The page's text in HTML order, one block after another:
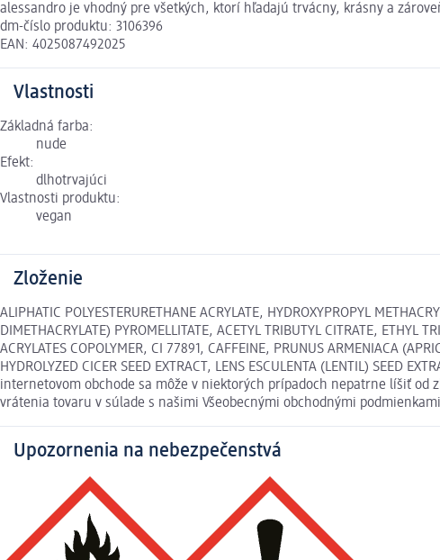
alessandro je vhodný pre všetkých, ktorí hľadajú trvácny, krásny a
dm-číslo produktu: 3106396
EAN: 4025087492025
Vlastnosti
Základná farba:
nude
Efekt:
dlhotrvajúci
Vlastnosti produktu:
vegan
Zloženie
ALIPHATIC POLYESTERURETHANE ACRYLATE, HYDROXYPROPYL
DIMETHACRYLATE) PYROMELLITATE, ACETYL TRIBUTYL CITRATE, ETHYL
ACRYLATES COPOLYMER, CI 77891, CAFFEINE, PRUNUS ARMENIACA
HYDROLYZED CICER SEED EXTRACT, LENS ESCULENTA (LENTIL) SEED
internetovom obchode sa môže v niektorých prípadoch nepatrne líšiť od
vrátenia tovaru v súlade s našimi Všeobecnými obchodnými
Upozornenia na nebezpečenstvá